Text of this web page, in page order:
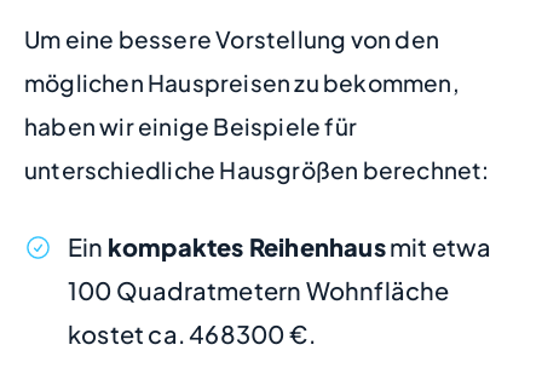
Um eine bessere Vorstellung von den
möglichen Hauspreisen zu bekommen,
haben wir einige Beispiele für
unterschiedliche Hausgrößen berechnet:
Ein kompaktes Reihenhausmit etwa
100 Quadratmetern Wohnfläche
kostet ca. 468300 €.